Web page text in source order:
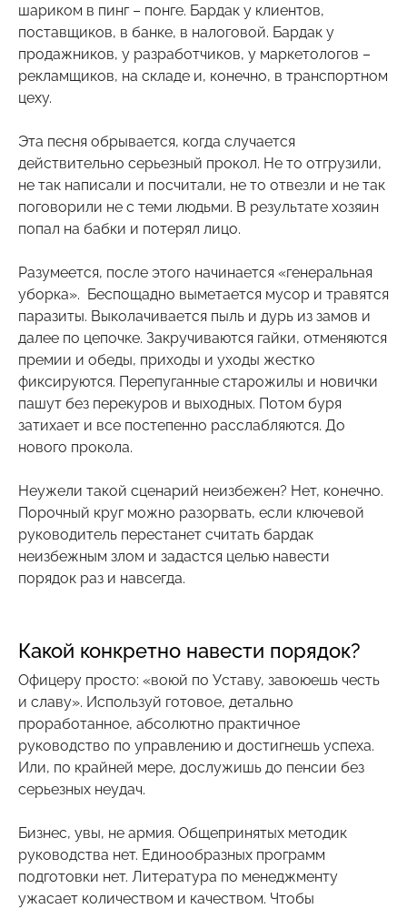
шариком в пинг – понге. Бардак у клиентов,
поставщиков, в банке, в налоговой. Бардак у
продажников, у разработчиков, у маркетологов –
рекламщиков, на складе и, конечно, в транспортном
цеху.
Эта песня обрывается, когда случается
действительно серьезный прокол. Не то отгрузили,
не так написали и посчитали, не то отвезли и не так
поговорили не с теми людьми. В результате хозяин
попал на бабки и потерял лицо.
Разумеется, после этого начинается «генеральная
уборка». Беспощадно выметается мусор и травятся
паразиты. Выколачивается пыль и дурь из замов и
далее по цепочке. Закручиваются гайки, отменяются
премии и обеды, приходы и уходы жестко
фиксируются. Перепуганные старожилы и новички
пашут без перекуров и выходных. Потом буря
затихает и все постепенно расслабляются. До
нового прокола.
Неужели такой сценарий неизбежен? Нет, конечно.
Порочный круг можно разорвать, если ключевой
руководитель перестанет считать бардак
неизбежным злом и задастся целью навести
порядок раз и навсегда.
Какой конкретно навести порядок?
Офицеру просто: «воюй по Уставу, завоюешь честь
и славу». Используй готовое, детально
проработанное, абсолютно практичное
руководство по управлению и достигнешь успеха.
Или, по крайней мере, дослужишь до пенсии без
серьезных неудач.
Бизнес, увы, не армия. Общепринятых методик
руководства нет. Единообразных программ
подготовки нет. Литература по менеджменту
ужасает количеством и качеством. Чтобы